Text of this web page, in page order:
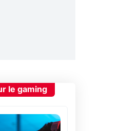
le gaming